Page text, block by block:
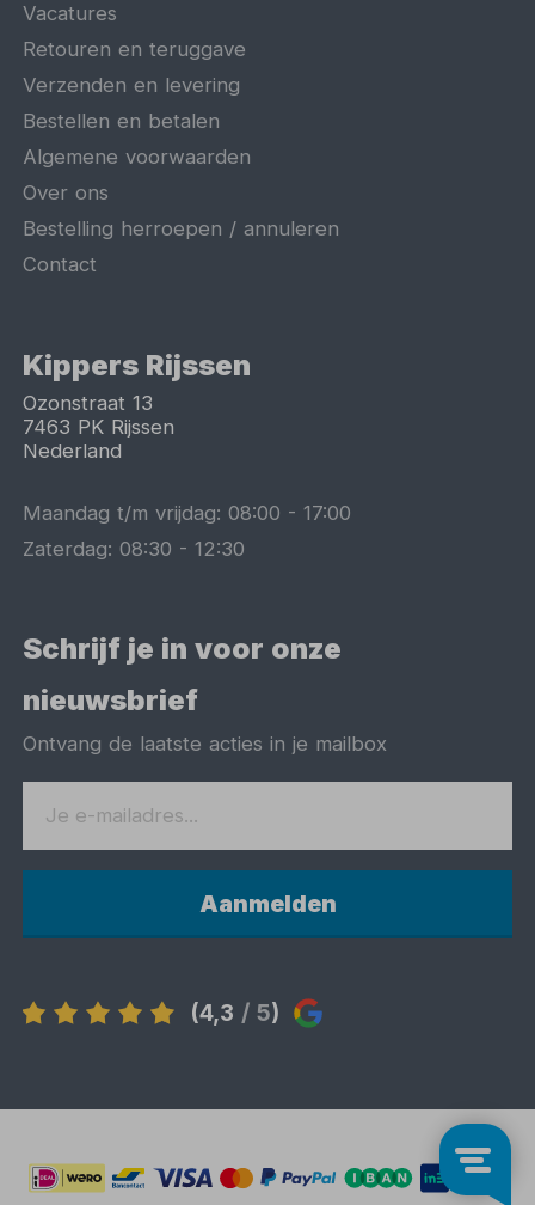
Vacatures
Retouren en teruggave
Verzenden en levering
Bestellen en betalen
Algemene voorwaarden
Over ons
Bestelling herroepen / annuleren
Contact
Kippers Rijssen
Ozonstraat 13
7463 PK Rijssen
Nederland
Maandag t/m vrijdag:08:00 -17:00
Zaterdag:08:30 -12:30
Schrijf je in voor onze
nieuwsbrief
Ontvang de laatste acties in je mailbox
Aanmelden
(4,3 / 5)